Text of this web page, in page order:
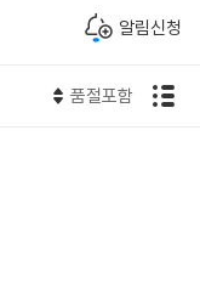
알림신청
품절포함